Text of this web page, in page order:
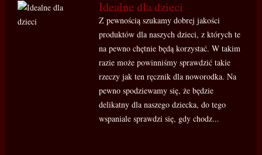
Idealne dla dzieci
Z pewnością szukamy dobrej jakości
produktów dla naszych dzieci, z których te
na pewno chętnie będą korzystać. W takim
razie może powinniśmy sprawdzić takie
rzeczy jak ten ręcznik dla noworodka. Na
pewno spodziewamy się, że będzie
delikatny dla naszego dziecka, do tego
wspaniale sprawdzi się, gdy chodz...